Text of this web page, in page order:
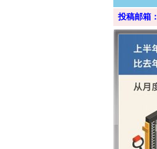
投稿邮箱：